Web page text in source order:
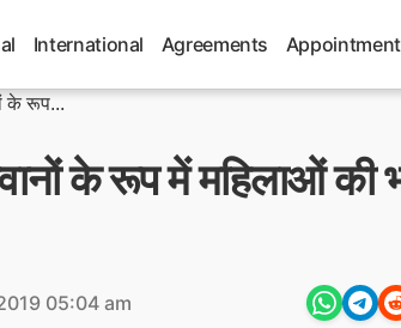
International Agreements
के रूप...
के रूप में महिलाओं की
05:04 am